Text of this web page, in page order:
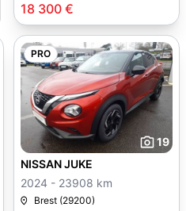
18 300 €
PRO
19
NISSAN JUKE
2024 - 23908 km
Brest (29200)